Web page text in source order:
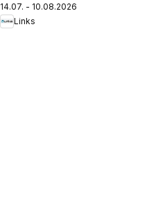
14.07. - 10.08.2026
Links